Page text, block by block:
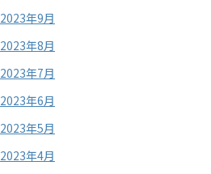
2023年9月
2023年8月
2023年7月
2023年6月
2023年5月
2023年4月